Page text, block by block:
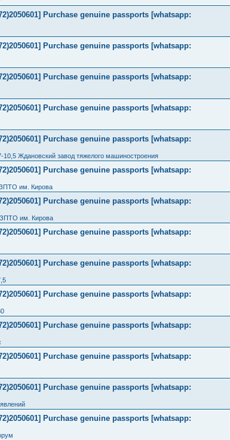
Purchase genuine passports [whatsapp:
Purchase genuine passports [whatsapp:
Purchase genuine passports [whatsapp:
Purchase genuine passports [whatsapp:
Purchase genuine passports [whatsapp:
Ждановский завод тяжелого машиностроения
Purchase genuine passports [whatsapp:
им. Кирова
Purchase genuine passports [whatsapp:
им. Кирова
Purchase genuine passports [whatsapp:
Purchase genuine passports [whatsapp:
Purchase genuine passports [whatsapp:
Purchase genuine passports [whatsapp:
Purchase genuine passports [whatsapp:
Purchase genuine passports [whatsapp:
Purchase genuine passports [whatsapp: